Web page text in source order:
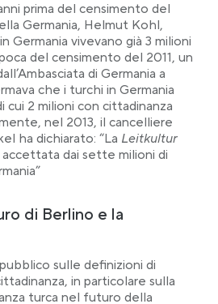
prima del censimento del
Germania, Helmut Kohl,
Germania vivevano già 3 milioni
del censimento del 2011, un
di Germania a
che i turchi in Germania
cui 2 milioni con cittadinanza
nel 2013, il cancelliere
ha dichiarato: “La Leitkultur
dai sette milioni di
di Berlino e la
sulle definizioni di
in particolare sulla
turca nel futuro della